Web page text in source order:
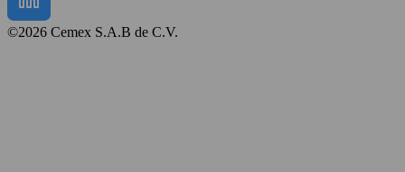
©2026 Cemex S.A.B de C.V.